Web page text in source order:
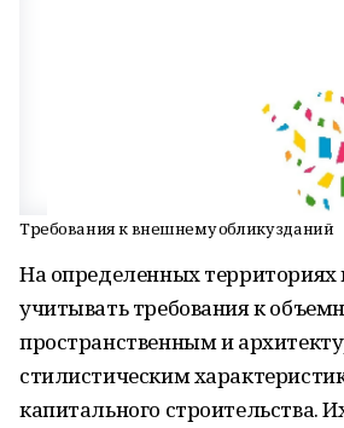
Требования к внешнему облику зданий
На определенных территориях
учитывать требования к
пространственным и
стилистическим
капитального строительства.